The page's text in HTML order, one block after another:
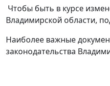
Чтобы быть в курсе
Владимирской области,
Наиболее важные
законодательства